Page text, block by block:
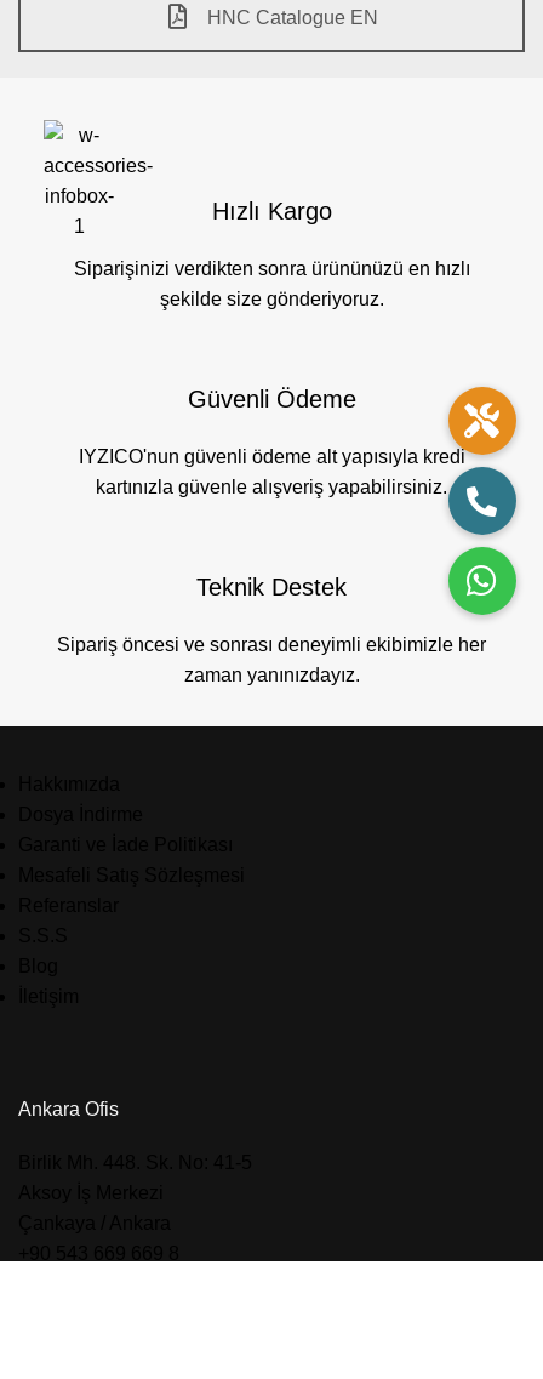
HNC Catalogue EN
Hızlı Kargo
Siparişinizi verdikten sonra ürününüzü en hızlı
şekilde size gönderiyoruz.
Güvenli Ödeme
IYZICO'nun güvenli ödeme alt yapısıyla kredi
kartınızla güvenle alışveriş yapabilirsiniz.
Teknik Destek
Sipariş öncesi ve sonrası deneyimli ekibimizle her
zaman yanınızdayız.
Ankara Ofis